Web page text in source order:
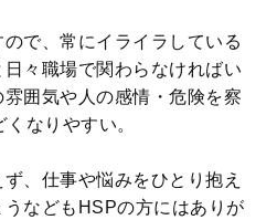
で、常にイライラしている
日々職場で関わらなければい
囲気や人の感情・危険を察
なりやすい。
、仕事や悩みをひとり抱え
などもHSPの方にはありが